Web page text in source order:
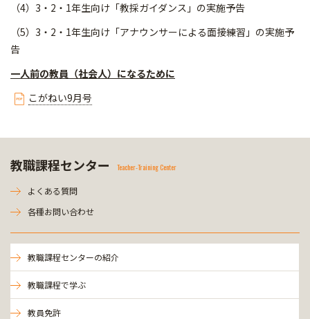
（4）3・2・1年生向け「教採ガイダンス」の実施予告
（5）3・2・1年生向け「アナウンサーによる面接練習」の実施予
告
一人前の教員（社会人）になるために
こがねい9月号
教職課程センター Teacher-Training Center
よくある質問
各種お問い合わせ
教職課程センターの紹介
教職課程で学ぶ
教員免許